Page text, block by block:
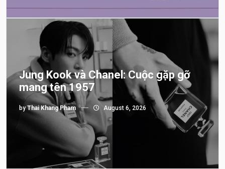
Jung Kook và Chanel: Cuộc gặp gỡ
mang tên 1957
byThai Khang Pham August 6, 2026